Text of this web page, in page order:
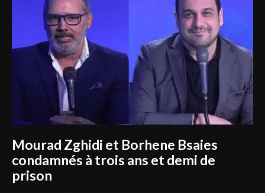
Mourad Zghidi et Borhene Bsaies
condamnés à trois ans et demi de
prison